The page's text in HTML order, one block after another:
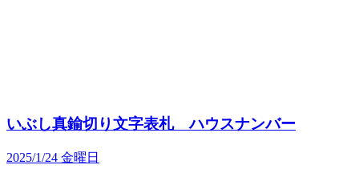
いぶし真鍮切り文字表札 ハウスナンバー
2025/1/24 金曜日